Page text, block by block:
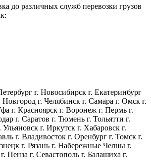
до различных служб перевозки грузов
г. Новосибирск г. Екатеринбург
г. Челябинск г. Самара г. Омск г.
г. Красноярск г. Воронеж г. Пермь г.
г. Саратов г. Тюмень г. Тольятти г.
г. Иркутск г. Хабаровск г.
г. Владивосток г. Оренбург г. Томск г.
г. Рязань г. Набережные Челны г.
Пенза г. Севастополь г. Балашиха г.